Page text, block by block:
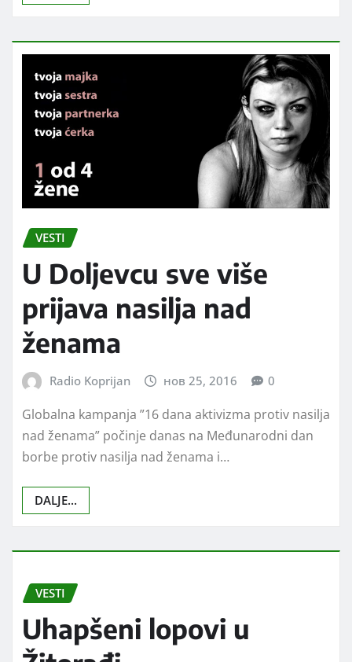
VESTI
U Doljevcu sve više
prijava nasilja nad
ženama
Radio Koprijan нов 25, 2016 0
Globalna kampanja ”16 dana aktivizma protiv nasilja
nad ženama” počinje danas na Međunarodni dan
borbe protiv nasilja nad ženama i…
DALJE...
VESTI
Uhapšeni lopovi u